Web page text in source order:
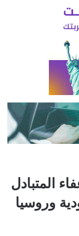
المتبادل
وروسيا